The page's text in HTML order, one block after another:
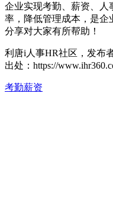
企业实现考勤、薪资、人
率，降低管理成本，是企
分享对大家有所帮助！
利唐i人事HR社区，发布
出处： https://
考勤薪资